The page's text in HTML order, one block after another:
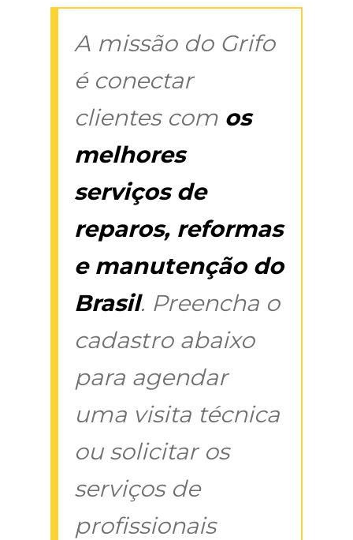
A missão do Grifo
é conectar
clientes com os
melhores
serviços de
reparos, reformas
e manutenção do
Brasil. Preencha o
cadastro abaixo
para agendar
uma visita técnica
ou solicitar os
serviços de
profissionais